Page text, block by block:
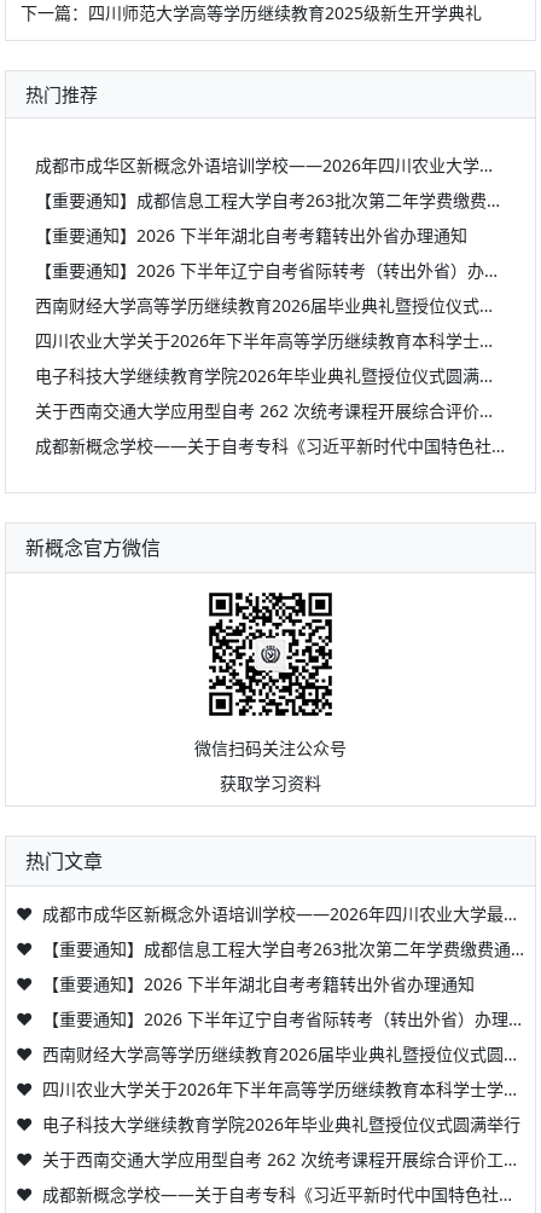
下一篇： 四川师范大学高等学历继续教育2025级新生开学典礼
热门推荐
成都市成华区新概念外语培训学校——2026年四川农业大学最新自考毕业证领取通知
【重要通知】成都信息工程大学自考263批次第二年学费缴费通知
【重要通知】2026 下半年湖北自考考籍转出外省办理通知
【重要通知】2026 下半年辽宁自考省际转考（转出外省）办理通知
西南财经大学高等学历继续教育2026届毕业典礼暨授位仪式圆满举办
四川农业大学关于2026年下半年高等学历继续教育本科学士学位英语水平考试报考工作的通知
电子科技大学继续教育学院2026年毕业典礼暨授位仪式圆满举行
关于西南交通大学应用型自考 262 次统考课程开展综合评价工作的通知
成都新概念学校——关于自考专科《习近平新时代中国特色社会主义思想概论》成绩转免本科考籍的重要通知
新概念官方微信
微信扫码关注公众号
获取学习资料
热门文章
❤ 成都市成华区新概念外语培训学校——2026年四川农业大学最新自考毕业证领取通知
❤
【重要通知】成都信息工程大学自考263批次第二年学费缴费通知
❤
【重要通知】2026 下半年湖北自考考籍转出外省办理通知
❤
【重要通知】2026 下半年辽宁自考省际转考（转出外省）办理通知
❤ 西南财经大学高等学历继续教育2026届毕业典礼暨授位仪式圆满举办
❤ 四川农业大学关于2026年下半年高等学历继续教育本科学士学位英语水平考试报考工作的通知
❤ 电子科技大学继续教育学院2026年毕业典礼暨授位仪式圆满举行
❤ 关于西南交通大学应用型自考 262 次统考课程开展综合评价工作的通知
❤ 成都新概念学校——关于自考专科《习近平新时代中国特色社会主义思想概论》成绩转免本科考籍的重要通知